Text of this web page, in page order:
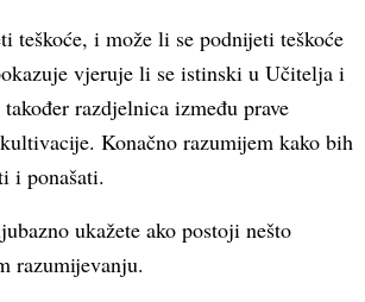
teškoće, i može li se podnijeti teškoće
vjeruje li se istinski u Učitelja i
razdjelnica između prave
Konačno razumijem kako bih
i ponašati.
ukažete ako postoji nešto
razumijevanju.